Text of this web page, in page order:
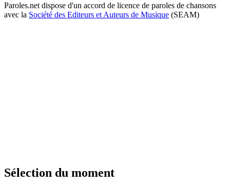
Paroles.net dispose d'un accord de licence de paroles de chansons
avec la Société des Editeurs et Auteurs de Musique (SEAM)
Sélection du moment